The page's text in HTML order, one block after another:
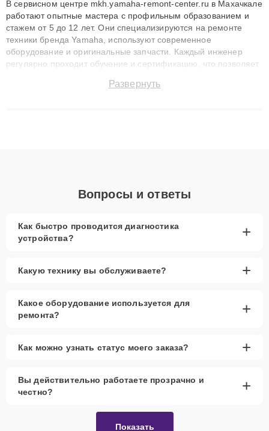
В сервисном центре mkh.yamaha-remont-center.ru в Махачкале
работают опытные мастера с профильным образованием и
стажем от 5 до 12 лет. Они специализируются на ремонте
техники бренда Yamaha, используют современное
оборудование и оригинальные запчасти. Каждый инженер
регулярно проходит обучение и сертификацию, что позволяет
технику с сохранением гарантии до 3 лет. Наши мастера
Развернуть
Вопросы и ответы
Как быстро проводится диагностика
устройства?
+
Какую технику вы обслуживаете? +
Какое оборудование используется для
ремонта?
+
Как можно узнать статус моего заказа? +
Вы действительно работаете прозрачно и
честно?
+
Показать